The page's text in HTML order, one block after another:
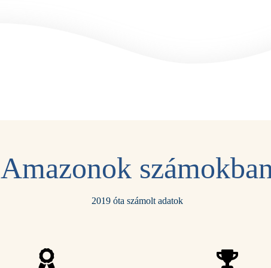
Amazonok
2019 óta számolt adatok